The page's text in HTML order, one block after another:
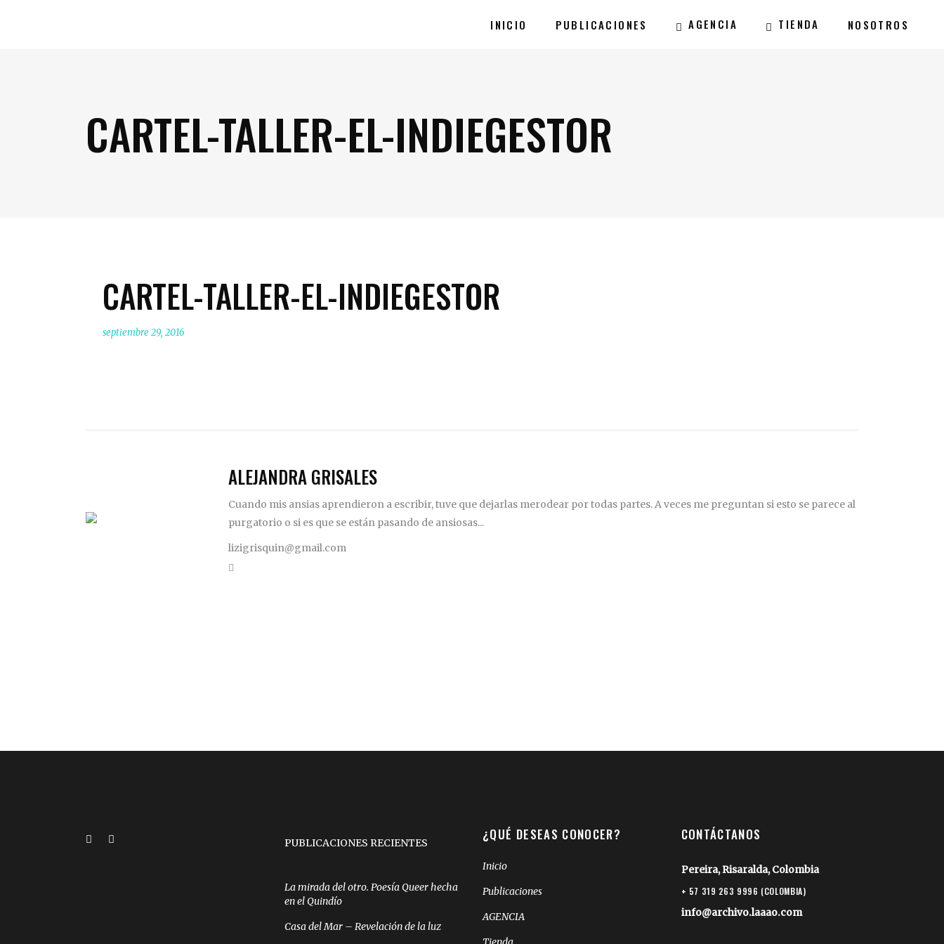
INICIO PUBLICACIONES AGENCIA TIENDA NOSOTROS
CARTEL-TALLER-EL-INDIEGESTOR
CARTEL-TALLER-EL-INDIEGESTOR
septiembre 29, 2016
ALEJANDRA GRISALES
Cuando mis ansias aprendieron a escribir, tuve que dejarlas merodear por todas partes. A veces me preguntan si esto se parece al
purgatorio o si es que se están pasando de ansiosas...
lizigrisquin@gmail.com
PUBLICACIONES RECIENTES
La mirada del otro. Poesía Queer hecha
en el Quindío
Casa del Mar – Revelación de la luz
¿QUÉ DESEAS CONOCER?
Inicio
Publicaciones
AGENCIA
CONTÁCTANOS
Pereira, Risaralda, Colombia
+ 57 319 263 9996 (COLOMBIA)
info@archivo.laaao.com